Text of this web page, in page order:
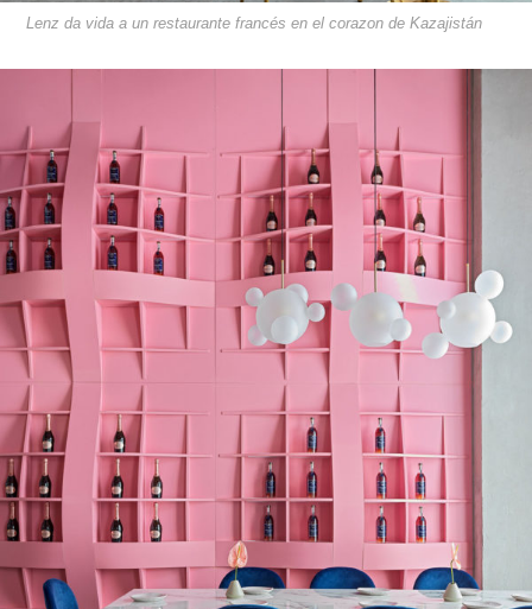
Lenz da vida a un restaurante francés en el corazon de Kazajistán